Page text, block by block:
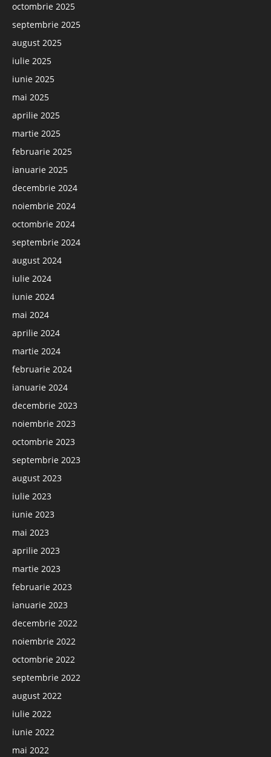
octombrie 2025
septembrie 2025
august 2025
iulie 2025
iunie 2025
mai 2025
aprilie 2025
martie 2025
februarie 2025
ianuarie 2025
decembrie 2024
noiembrie 2024
octombrie 2024
septembrie 2024
august 2024
iulie 2024
iunie 2024
mai 2024
aprilie 2024
martie 2024
februarie 2024
ianuarie 2024
decembrie 2023
noiembrie 2023
octombrie 2023
septembrie 2023
august 2023
iulie 2023
iunie 2023
mai 2023
aprilie 2023
martie 2023
februarie 2023
ianuarie 2023
decembrie 2022
noiembrie 2022
octombrie 2022
septembrie 2022
august 2022
iulie 2022
iunie 2022
mai 2022